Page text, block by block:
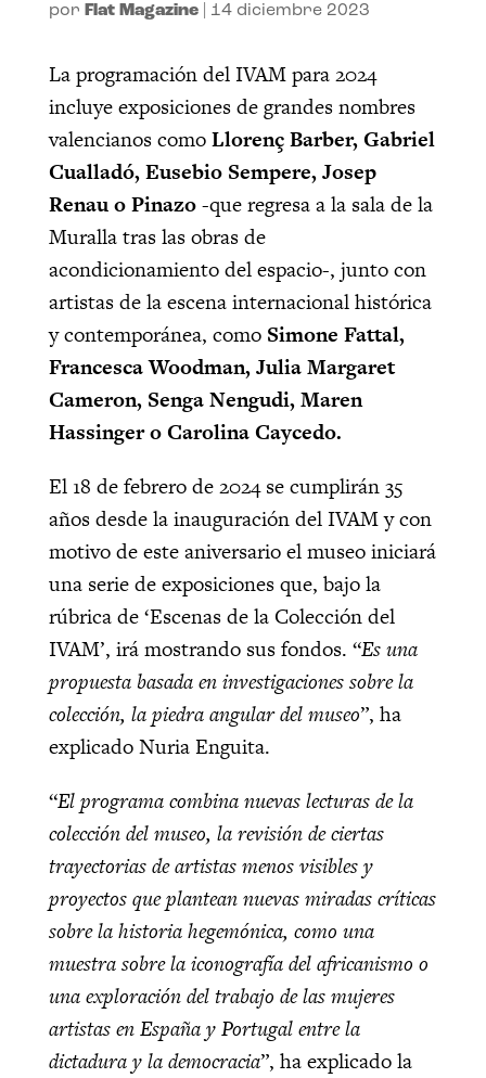
por Flat Magazine| 14 diciembre 2023
La programación del IVAM para 2024
incluye exposiciones de grandes nombres
valencianos comoLlorenç Barber, Gabriel
Cualladó, Eusebio Sempere, Josep
Renau o Pinazo-que regresa a la sala de la
Muralla tras las obras de
acondicionamiento del espacio-, junto con
artistas de la escena internacional histórica
y contemporánea, como Simone Fattal,
Francesca Woodman, Julia Margaret
Cameron, Senga Nengudi, Maren
Hassinger o Carolina Caycedo.
El 18 de febrero de 2024 se cumplirán 35
años desde la inauguración del IVAM y con
motivo de este aniversario el museo iniciará
una serie de exposiciones que, bajo la
rúbrica de ‘Escenas de la Colección del
IVAM’, irá mostrando sus fondos. “Es una
propuesta basada en investigaciones sobre la
colección, la piedra angular del museo”, ha
explicado Nuria Enguita.
“El programa combina nuevas lecturas de la
colección del museo, la revisión de ciertas
trayectorias de artistas menos visibles y
proyectos que plantean nuevas miradas críticas
sobre la historia hegemónica, como una
muestra sobre la iconografía del africanismo o
una exploración del trabajo de las mujeres
artistas en España y Portugal entre la
dictadura y la democracia”, ha explicado la